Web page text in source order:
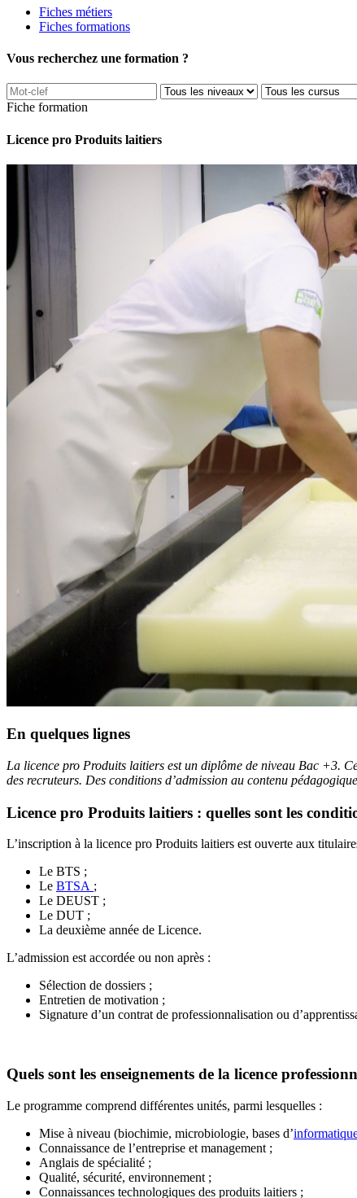
Fiches métiers
Fiches formations
Vous recherchez une formation ?
Fiche formation
Licence pro Produits laitiers
En quelques lignes
La licence pro Produits laitiers est un diplôme de niveau Bac +3.
des recruteurs. Des conditions d’admission au contenu
Licence pro Produits laitiers : quelles sont les
L’inscription à la licence pro Produits laitiers est ouverte aux
Le BTS ;
Le BTSA ;
Le DEUST ;
Le DUT ;
La deuxième année de Licence.
L’admission est accordée ou non après :
Sélection de dossiers ;
Entretien de motivation ;
Signature d’un contrat de professionnalisation ou
Quels sont les enseignements de la licence
Le programme comprend différentes unités, parmi lesquelles :
Mise à niveau (biochimie, microbiologie, bases d’
Connaissance de l’entreprise et management ;
Anglais de spécialité ;
Qualité, sécurité, environnement ;
Connaissances technologiques des produits laitiers ;